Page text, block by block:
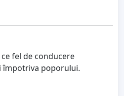
fel de conducere
împotriva poporului.